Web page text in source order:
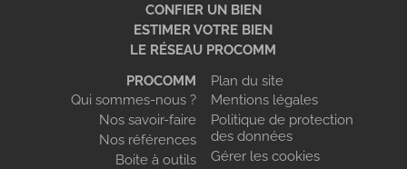
CONFIER UN BIEN
ESTIMER VOTRE BIEN
LE RÉSEAU PROCOMM
PROCOMM
Qui sommes-nous ?
Nos savoir-faire
Nos références
Boite à outils
Plan du site
Mentions légales
Politique de protection
des données
Gérer les cookies